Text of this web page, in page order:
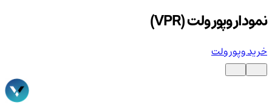
نمودار وپور ولت (VPR)
خرید وپور ولت